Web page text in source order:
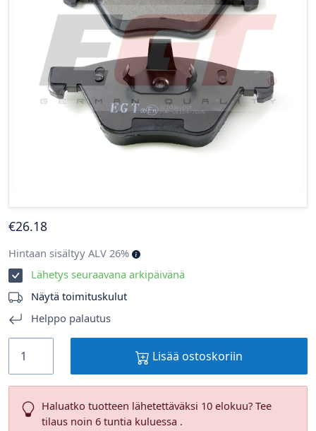
€26.18
Hintaan sisältyy ALV 26%
Lähetys seuraavana arkipäivänä
Näytä toimituskulut
Helppo palautus
Lisää ostoskoriin
Haluatko tuotteen lähetettäväksi 10 elokuu? Tee
tilaus noin 6 tuntia kuluessa .